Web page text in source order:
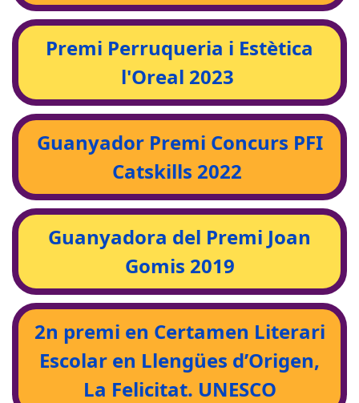
Premi Perruqueria i Estètica
l'Oreal 2023
Guanyador Premi Concurs PFI
Catskills 2022
Guanyadora del Premi Joan
Gomis 2019
2n premi en Certamen Literari
Escolar en Llengües d’Origen,
La Felicitat. UNESCO